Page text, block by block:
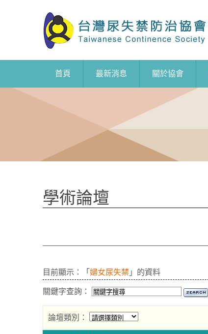
首頁 最新消息 關於協會
學術論壇
目前顯示：「 婦女尿失禁 」的資料
關鍵字查詢：
論壇類別：